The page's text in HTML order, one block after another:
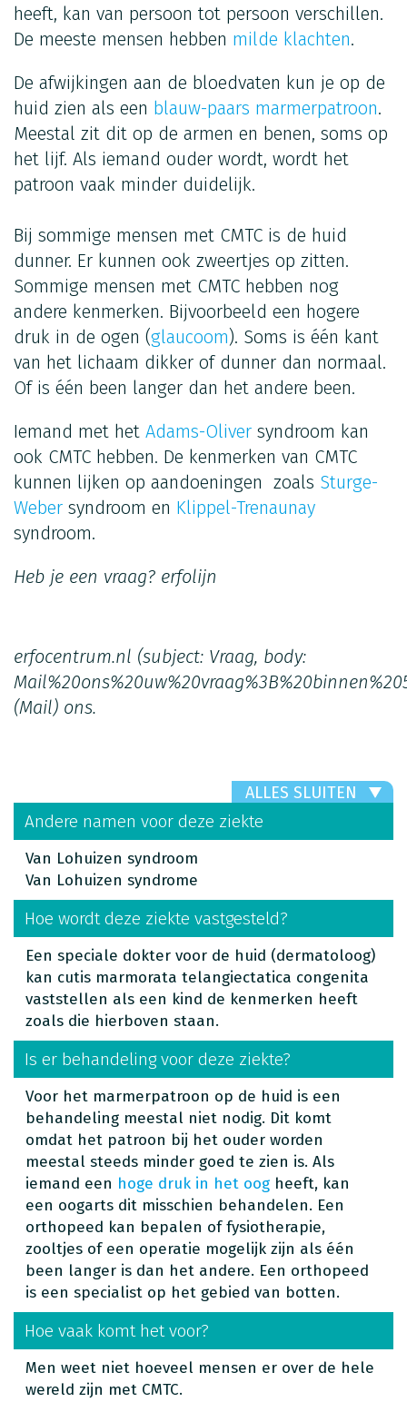
heeft, kan van persoon tot persoon verschillen.
De meeste mensen hebben milde klachten.
De afwijkingen aan de bloedvaten kun je op de
huid zien als een blauw-paars marmerpatroon.
Meestal zit dit op de armen en benen, soms op
het lijf. Als iemand ouder wordt, wordt het
patroon vaak minder duidelijk.
Bij sommige mensen met CMTC is de huid
dunner. Er kunnen ook zweertjes op zitten.
Sommige mensen met CMTC hebben nog
andere kenmerken. Bijvoorbeeld een hogere
druk in de ogen (glaucoom). Soms is één kant
van het lichaam dikker of dunner dan normaal.
Of is één been langer dan het andere been.
Iemand met het Adams-Oliver syndroom kan
ook CMTC hebben. De kenmerken van CMTC
kunnen lijken op aandoeningen zoals Sturge-
Weber syndroom en Klippel-Trenaunay
syndroom.
Heb je een vraag? erfolijn
erfocentrum.nl (subject: Vraag, body:
(Mail) ons.
ALLES SLUITEN
Andere namen voor deze ziekte
Van Lohuizen syndroom
Van Lohuizen syndrome
Hoe wordt deze ziekte vastgesteld?
Een speciale dokter voor de huid (dermatoloog)
kan cutis marmorata telangiectatica congenita
vaststellen als een kind de kenmerken heeft
zoals die hierboven staan.
Is er behandeling voor deze ziekte?
Voor het marmerpatroon op de huid is een
behandeling meestal niet nodig. Dit komt
omdat het patroon bij het ouder worden
meestal steeds minder goed te zien is. Als
iemand een hoge druk in het oog heeft, kan
een oogarts dit misschien behandelen. Een
orthopeed kan bepalen of fysiotherapie,
zooltjes of een operatie mogelijk zijn als één
been langer is dan het andere. Een orthopeed
is een specialist op het gebied van botten.
Hoe vaak komt het voor?
Men weet niet hoeveel mensen er over de hele
wereld zijn met CMTC.